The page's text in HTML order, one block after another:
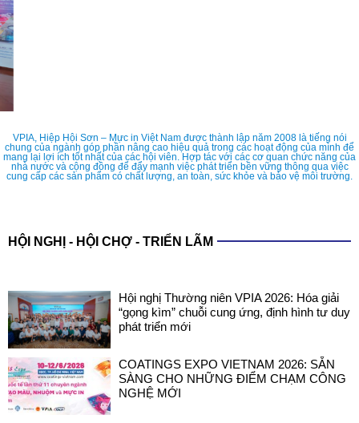
VPIA, Hiệp Hội Sơn – Mực in Việt Nam được thành lập năm 2008 là tiếng nói
chung của ngành góp phần nâng cao hiệu quả trong các hoạt động của mình để
mang lại lợi ích tốt nhất của các hội viên. Hợp tác với các cơ quan chức năng của
nhà nước và cộng đồng để đẩy mạnh việc phát triển bền vững thông qua việc
cung cấp các sản phẩm có chất lượng, an toàn, sức khỏe và bảo vệ môi trường.
HỘI NGHỊ - HỘI CHỢ - TRIỂN LÃM
Hội nghị Thường niên VPIA 2026: Hóa giải
“gọng kìm” chuỗi cung ứng, định hình tư duy
phát triển mới
COATINGS EXPO VIETNAM 2026: SẴN
SÀNG CHO NHỮNG ĐIỂM CHẠM CÔNG
NGHỆ MỚI